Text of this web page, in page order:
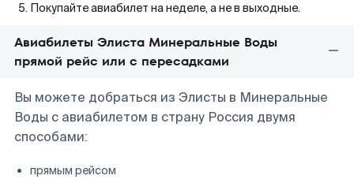
Покупайте авиабилет на неделе, а не в выходные.
Авиабилеты Элиста Минеральные Воды
прямой рейс или с пересадками
Вы можете добраться из Элисты в Минеральные
Воды с авиабилетом в страну Россия двумя
способами:
прямым рейсом